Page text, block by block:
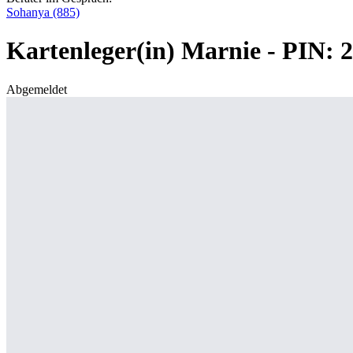
Sohanya (885)
Kartenleger(in) Marnie - PIN:
Abgemeldet